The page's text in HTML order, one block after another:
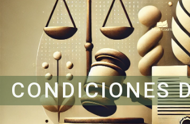
contenido
CONDICIONES